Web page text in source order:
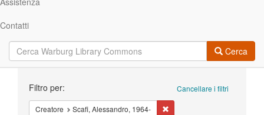
Contatti
Cerca
Cancellare i filtri
Filtro per:
Creatore Scafi, Alessandro, 1964-